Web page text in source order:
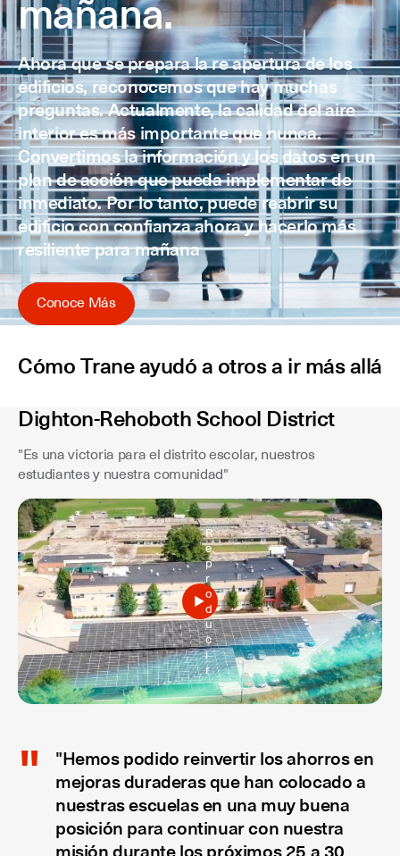
mañana.
Ahora que se prepara la re apertura de los
edificios, reconocemos que hay muchas
preguntas. Actualmente, la calidad del aire
interior es más importante que nunca.
Convertimos la información y los datos en un
plan de acción que pueda implementar de
inmediato. Por lo tanto, puede reabrir su
edificio con confianza ahora y hacerlo más
resiliente para mañana
Conoce Más
Cómo Trane ayudó a otros a ir más allá
Dighton-Rehoboth School District
"Es una victoria para el distrito escolar, nuestros
estudiantes y nuestra comunidad"
R
e
p
r
o
d
u
c
i
r
"Hemos podido reinvertir los ahorros en
mejoras duraderas que han colocado a
nuestras escuelas en una muy buena
posición para continuar con nuestra
misión durante los próximos 25 a 30